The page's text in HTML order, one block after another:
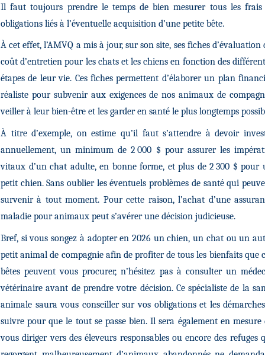
Il faut toujours prendre le temps de bien mesurer tous les frais
obligations liés à l’éventuelle acquisition d’une petite bête.
À cet effet, l’AMVQ a mis à jour, sur son site, ses fiches d’évaluation
coût d’entretien pour les chats et les chiens en fonction des
étapes de leur vie. Ces fiches permettent d’élaborer un plan
réaliste pour subvenir aux exigences de nos animaux de
veiller à leur bien-être et les garder en santé le plus longtemps
À titre d’exemple, on estime qu’il faut s’attendre à devoir
annuellement, un minimum de 2 000 $ pour assurer les
vitaux d’un chat adulte, en bonne forme, et plus de 2 300 $ pour
petit chien. Sans oublier les éventuels problèmes de santé qui
survenir à tout moment. Pour cette raison, l’achat d’une
maladie pour animaux peut s’avérer une décision judicieuse.
Bref, si vous songez à adopter en 2026 un chien, un chat ou un
petit animal de compagnie afin de profiter de tous les bienfaits que
bêtes peuvent vous procurer, n’hésitez pas à consulter un
vétérinaire avant de prendre votre décision. Ce spécialiste de la
animale saura vous conseiller sur vos obligations et les
suivre pour que le tout se passe bien. Il sera également en mesure
vous diriger vers des éleveurs responsables ou encore des refuges